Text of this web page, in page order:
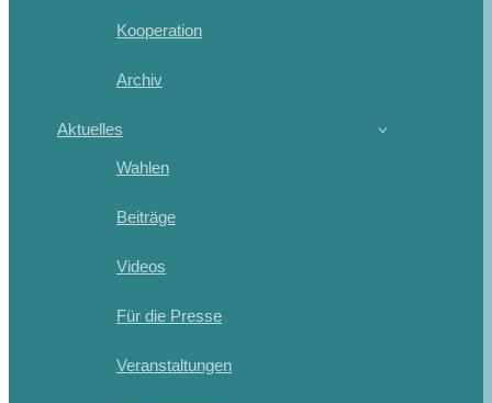
Kooperation
Archiv
Aktuelles
Wahlen
Beiträge
Videos
Für die Presse
Veranstaltungen